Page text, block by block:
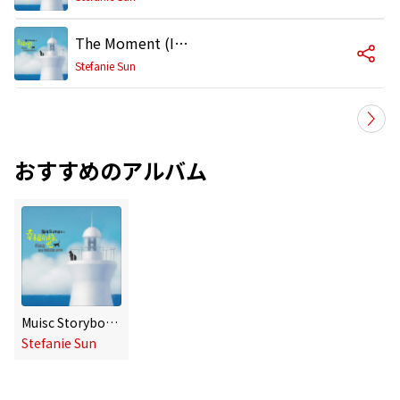
The Moment (Instrumental)
Stefanie Sun
おすすめのアルバム
Muisc Storybook- Green Light
Stefanie Sun